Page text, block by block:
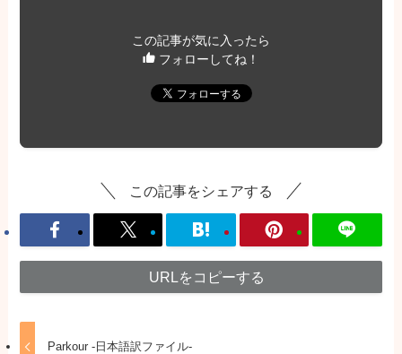
この記事が気に入ったら
フォローしてね！
この記事をシェアする
URLをコピーする
Parkour -日本語訳ファイル-